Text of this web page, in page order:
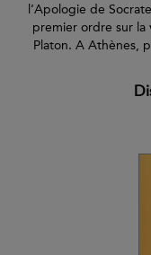
l’Apologie de
premier ordre sur
Platon. A Athènes,